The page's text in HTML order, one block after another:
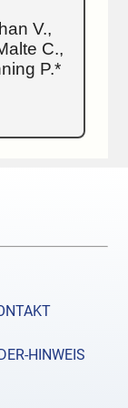
V.,
C.,
P.*
HINWEIS